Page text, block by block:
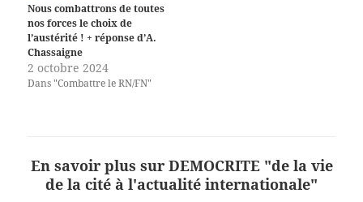
Nous combattrons de toutes
nos forces le choix de
l’austérité ! + réponse d’A.
Chassaigne
2 octobre 2024
Dans "Combattre le RN/FN"
En savoir plus sur DEMOCRITE "de la vie
de la cité à l'actualité internationale"